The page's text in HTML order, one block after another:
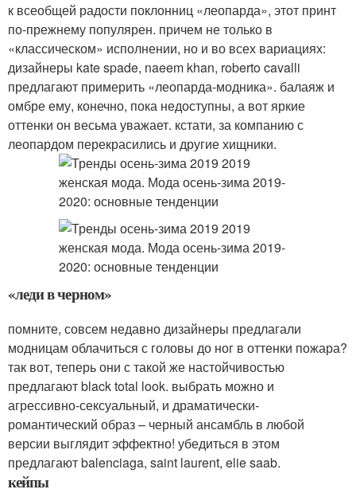
к всеобщей радости поклонниц «леопарда», этот принт
по-прежнему популярен. причем не только в
«классическом» исполнении, но и во всех вариациях:
дизайнеры kate spade, naeem khan, roberto cavalli
предлагают примерить «леопарда-модника». балаяж и
омбре ему, конечно, пока недоступны, а вот яркие
оттенки он весьма уважает. кстати, за компанию с
леопардом перекрасились и другие хищники.
«леди в черном»
помните, совсем недавно дизайнеры предлагали
модницам облачиться с головы до ног в оттенки пожара?
так вот, теперь они с такой же настойчивостью
предлагают black total look. выбрать можно и
агрессивно-сексуальный, и драматически-
романтический образ – черный ансамбль в любой
версии выглядит эффектно! убедиться в этом
предлагают balenciaga, saint laurent, elie saab.
кейпы